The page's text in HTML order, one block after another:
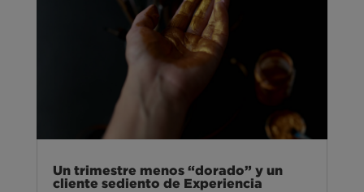
Un trimestre menos “dorado” y un
cliente sediento de Experiencia